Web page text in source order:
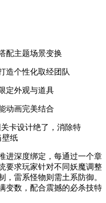
配主题场景变换
造个性化取经团队
定外观与道具
动画完美结合
卡设计绝了，消除特
壁纸
进深度绑定，每通过一个章
要求玩家针对不同妖魔调整
，雷系怪物则需土系防御。
变数，配合震撼的必杀技特